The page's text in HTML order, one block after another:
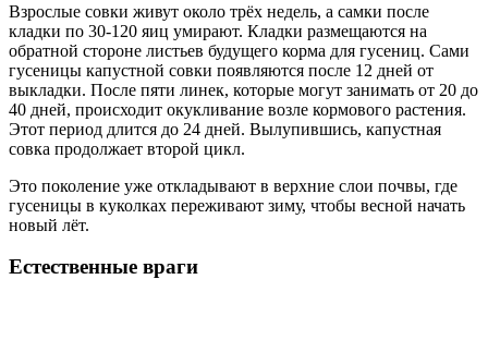
Взрослые совки живут около трёх недель, а самки после
кладки по 30-120 яиц умирают. Кладки размещаются на
обратной стороне листьев будущего корма для гусениц. Сами
гусеницы капустной совки появляются после 12 дней от
выкладки. После пяти линек, которые могут занимать от 20 до
40 дней, происходит окукливание возле кормового растения.
Этот период длится до 24 дней. Вылупившись, капустная
совка продолжает второй цикл.
Это поколение уже откладывают в верхние слои почвы, где
гусеницы в куколках переживают зиму, чтобы весной начать
новый лёт.
Естественные враги